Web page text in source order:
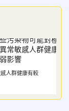
人群健康有較